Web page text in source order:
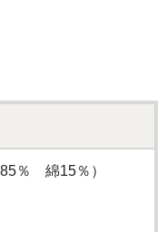
％ 綿15％）